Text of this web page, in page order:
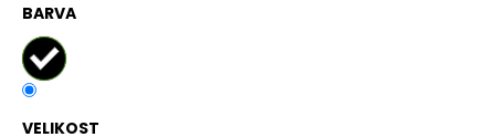
BARVA
VELIKOST
D